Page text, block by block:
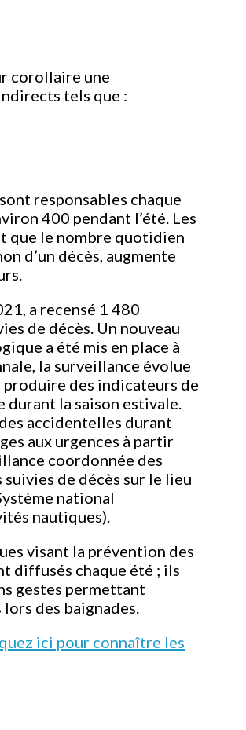
corollaire une
tels que :
responsables chaque
400 pendant l’été. Les
que le nombre quotidien
d’un décès, augmente
a recensé 1 480
de décès. Un nouveau
a été mis en place à
la surveillance évolue
produire des indicateurs de
la saison estivale.
accidentelles durant
aux urgences à partir
coordonnée des
de décès sur le lieu
national
nautiques).
visant la prévention des
diffusés chaque été ; ils
gestes permettant
des baignades.
ici pour connaître les